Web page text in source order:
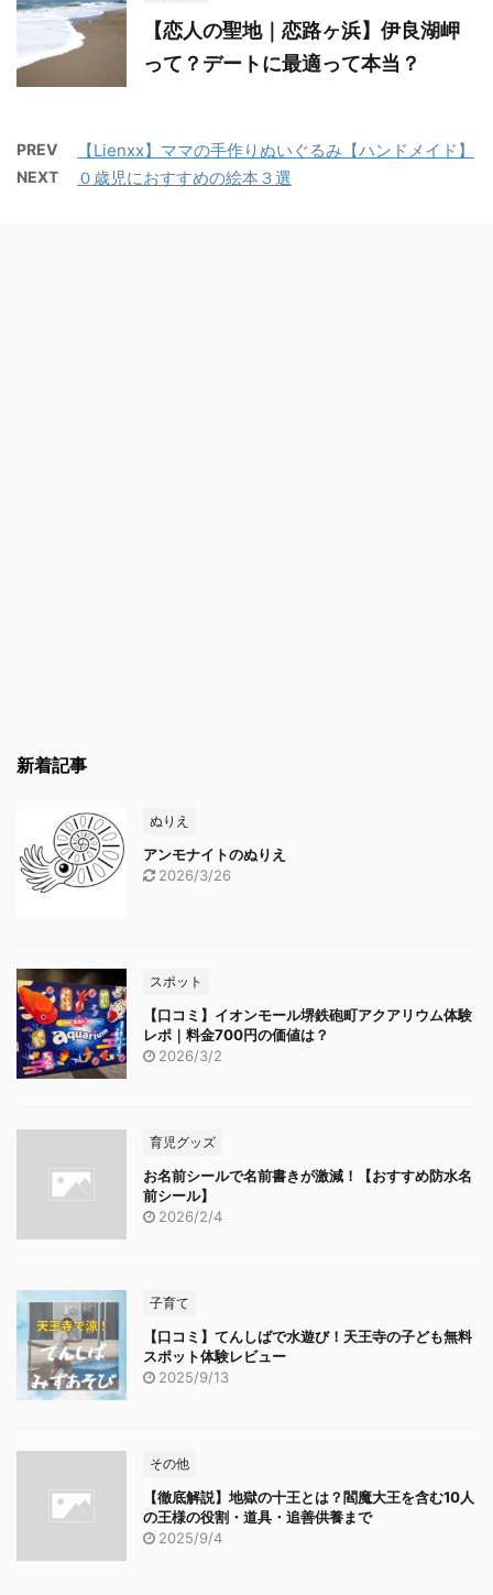
【恋人の聖地｜恋路ヶ浜】伊良湖岬
って？デートに最適って本当？
PREV 【Lienxx】ママの手作りぬいぐるみ【ハンドメイド】
NEXT ０歳児におすすめの絵本３選
新着記事
ぬりえ
アンモナイトのぬりえ
2026/3/26
スポット
【口コミ】イオンモール堺鉄砲町アクアリウム体験
レポ｜料金700円の価値は？
2026/3/2
育児グッズ
お名前シールで名前書きが激減！【おすすめ防水名
前シール】
2026/2/4
子育て
【口コミ】てんしばで水遊び！天王寺の子ども無料
スポット体験レビュー
2025/9/13
その他
【徹底解説】地獄の十王とは？閻魔大王を含む10人
の王様の役割・道具・追善供養まで
2025/9/4